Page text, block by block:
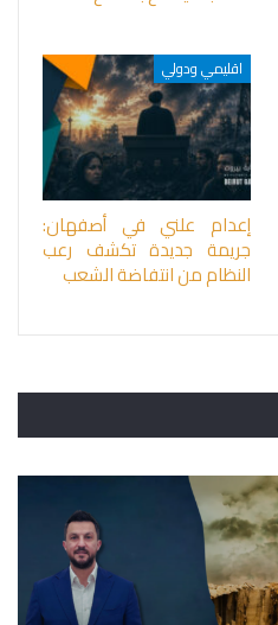
اقليمي ودولي
إعدام علني في أصفهان:
جريمة جديدة تكشف رعب
النظام من انتفاضة الشعب